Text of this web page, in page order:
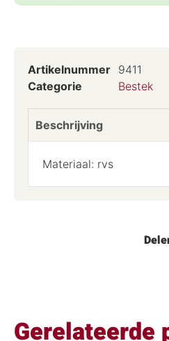
Artikelnummer 9411
Categorie
Bestek
Beschrijving
Materiaal: rvs
Gerelateerde